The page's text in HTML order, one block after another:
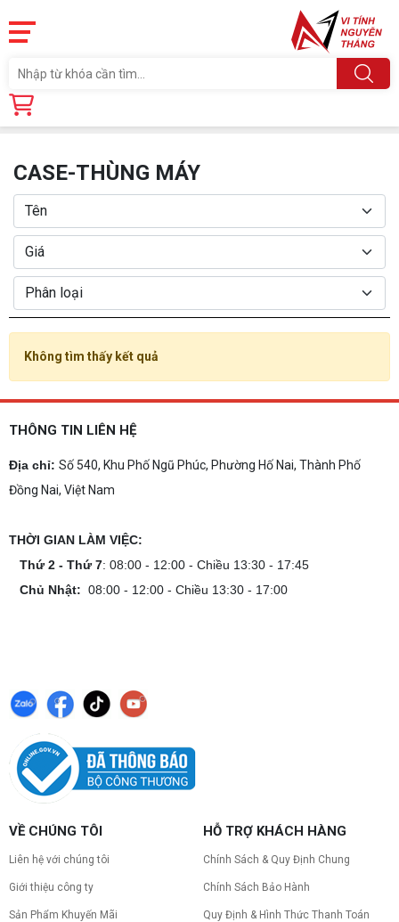
Trang chủ
CASE-THÙNG MÁY
Không tìm thấy kết quả
THÔNG TIN LIÊN HỆ
Địa chỉ: Số 540, Khu Phố Ngũ Phúc, Phường Hố Nai, Thành Phố
Đồng Nai, Việt Nam
THỜI GIAN LÀM VIỆC:
Thứ 2 - Thứ 7: 08:00 - 12:00 - Chiều 13:30 - 17:45
Chủ Nhật: 08:00 - 12:00 - Chiều 13:30 - 17:00
VỀ CHÚNG TÔI
Liên hệ với chúng tôi
Giới thiệu công ty
Sản Phẩm Khuyến Mãi
HỖ TRỢ KHÁCH HÀNG
Chính Sách & Quy Định Chung
Chính Sách Bảo Hành
Quy Định & Hình Thức Thanh Toán